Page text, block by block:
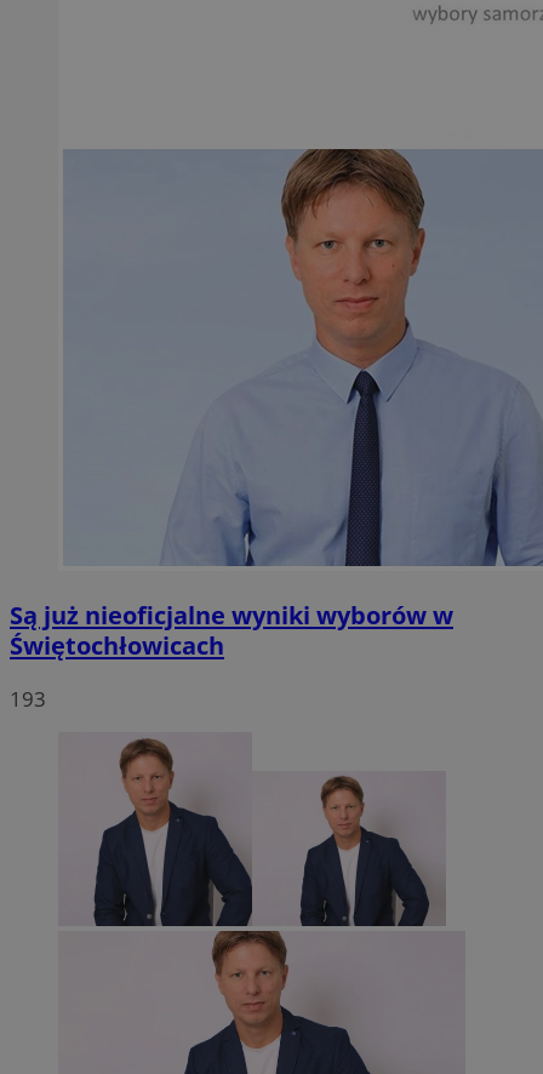
Są już nieoficjalne wyniki wyborów w
Świętochłowicach
193